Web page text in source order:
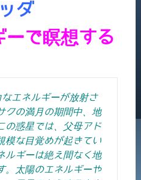
ダ
ーで瞑想する
エネルギーが放射さ
クの満月の期間中、地
の惑星では、父母アド
模な目覚めが起きてい
ルギーは絶え間なく地
。太陽のエネルギーや